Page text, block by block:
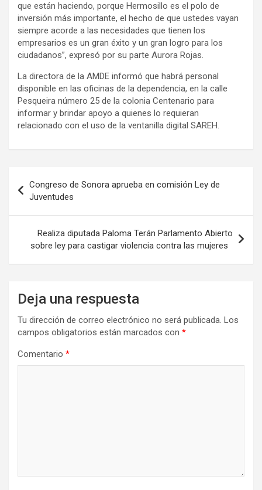
que están haciendo, porque Hermosillo es el polo de
inversión más importante, el hecho de que ustedes vayan
siempre acorde a las necesidades que tienen los
empresarios es un gran éxito y un gran logro para los
ciudadanos”, expresó por su parte Aurora Rojas.
La directora de la AMDE informó que habrá personal
disponible en las oficinas de la dependencia, en la calle
Pesqueira número 25 de la colonia Centenario para
informar y brindar apoyo a quienes lo requieran
relacionado con el uso de la ventanilla digital SAREH.
de
entradas
Congreso de Sonora aprueba en comisión Ley de
Juventudes
Realiza diputada Paloma Terán Parlamento Abierto
sobre ley para castigar violencia contra las mujeres
Deja una respuesta
Tu dirección de correo electrónico no será publicada. Los
campos obligatorios están marcados con *
Comentario *